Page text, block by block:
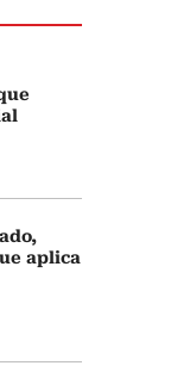
aplica